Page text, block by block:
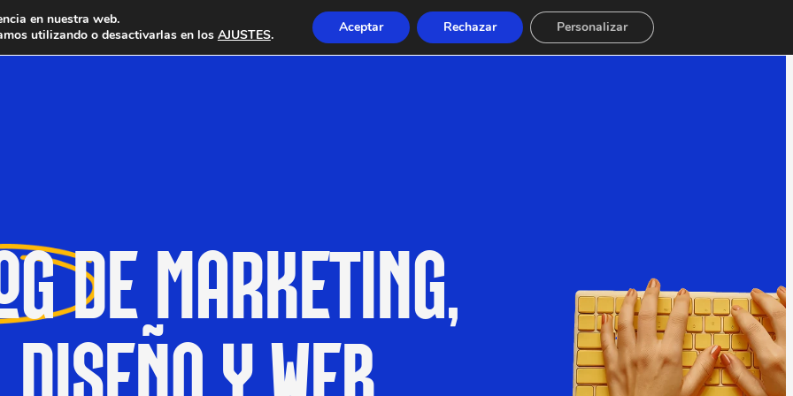
DE MARKETING,
en nuestra web.
utilizando o desactivarlas en los AJUSTES. Aceptar Rechazar Personalizar